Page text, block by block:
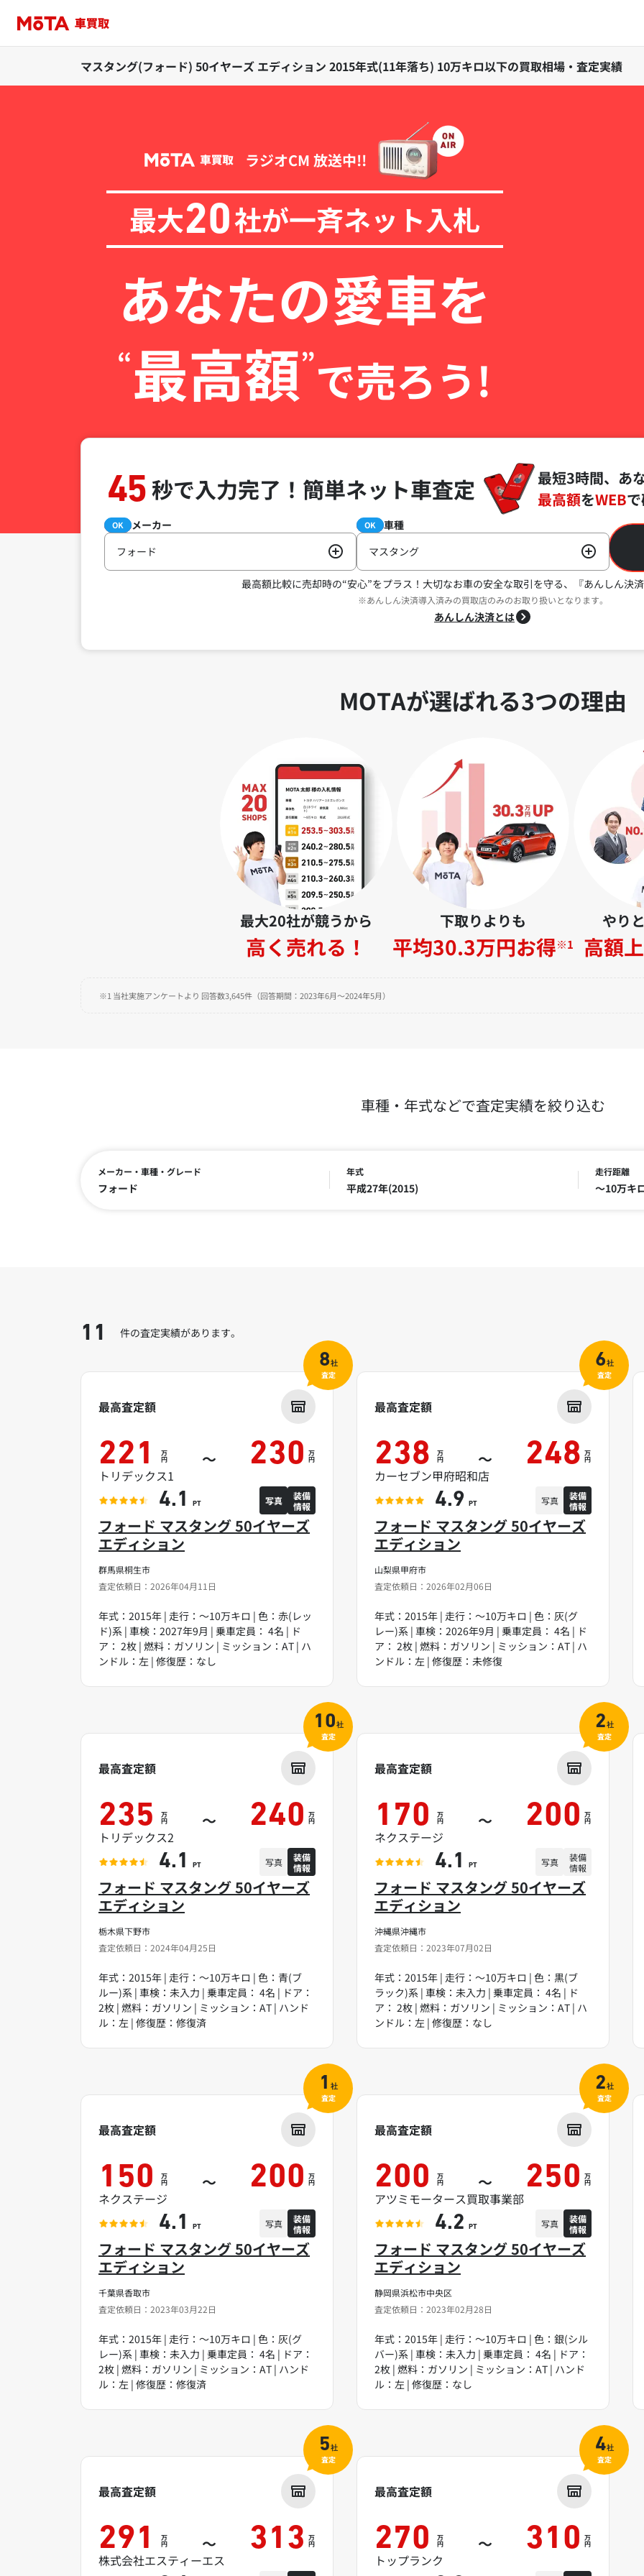
マスタング(フォード) 50イヤーズ エディション 2015年式(11年落ち) 10万キロ以下の買取相場・査定実績
ラジオCM 放送中!!
最大20社が一斉ネット入札
あなたの愛車を
“最高額”で売ろう!
45秒で入力完了！ 簡単ネット車査定
最短3時間、あ
最高額をWEB
必須 メーカー
OK
フォード
必須 車種
OK
マスタング
最高額比較に売却時の“安心”をプラス！ 大切なお車の安全な取引を守る、『あんしん決
※あんしん決済導入済みの買取店のみのお取り扱いとなります。
あんしん決済とは
MOTAが選ばれる3つの理由
最大20社が競うから
高く売れる！
下取りよりも
平均30.3万円お得※1
やり
高額
※1 当社実施アンケートより 回答数3,645件（回答期間：2023年6月～2024年5月）
車種・年式などで査定実績を絞り込む
メーカー・車種・グレード
フォード
年式
平成27年(2015)
走行距離
～10万キ
11 件の査定実績があります。
群馬県桐生市
査定依頼日：2026年04月11日
フォード マスタング 50イヤーズ
エディション
年式：2015年 | 走行：～10万キロ | 色：赤(レッ
ド)系 | 車検：2027年9月 | 乗車定員： 4名 | ド
ア： 2枚 | 燃料：ガソリン | ミッション：AT | ハ
ンドル：左 | 修復歴：なし
最高査定額
221 万
円 ～ 230 万
円
トリデックス1
4.1 PT 写真
装備
情報
8社
査定
山梨県甲府市
査定依頼日：2026年02月06日
フォード マスタング 50イヤーズ
エディション
年式：2015年 | 走行：～10万キロ | 色：灰(グ
レー)系 | 車検：2026年9月 | 乗車定員： 4名 | ド
ア： 2枚 | 燃料：ガソリン | ミッション：AT | ハ
ンドル：左 | 修復歴：未修復
最高査定額
238 万
円 ～ 248 万
円
カーセブン甲府昭和店
4.9 PT 写真
装備
情報
6社
査定
栃木県下野市
査定依頼日：2024年04月25日
フォード マスタング 50イヤーズ
エディション
年式：2015年 | 走行：～10万キロ | 色：青(ブ
ルー)系 | 車検：未入力 | 乗車定員： 4名 | ドア：
2枚 | 燃料：ガソリン | ミッション：AT | ハンド
ル：左 | 修復歴：修復済
最高査定額
235 万
円 ～ 240 万
円
トリデックス2
4.1 PT 写真
装備
情報
10社
査定
沖縄県沖縄市
査定依頼日：2023年07月02日
フォード マスタング 50イヤーズ
エディション
年式：2015年 | 走行：～10万キロ | 色：黒(ブ
ラック)系 | 車検：未入力 | 乗車定員： 4名 | ド
ア： 2枚 | 燃料：ガソリン | ミッション：AT | ハ
ンドル：左 | 修復歴：なし
最高査定額
170 万
円 ～ 200 万
円
ネクステージ
4.1 PT 写真
装備
情報
2社
査定
千葉県香取市
査定依頼日：2023年03月22日
フォード マスタング 50イヤーズ
エディション
年式：2015年 | 走行：～10万キロ | 色：灰(グ
レー)系 | 車検：未入力 | 乗車定員： 4名 | ドア：
2枚 | 燃料：ガソリン | ミッション：AT | ハンド
ル：左 | 修復歴：修復済
最高査定額
150 万
円 ～ 200 万
円
ネクステージ
4.1 PT 写真
装備
情報
1 社
査定
静岡県浜松市中央区
査定依頼日：2023年02月28日
フォード マスタング 50イヤーズ
エディション
年式：2015年 | 走行：～10万キロ | 色：銀(シル
バー)系 | 車検：未入力 | 乗車定員： 4名 | ドア：
2枚 | 燃料：ガソリン | ミッション：AT | ハンド
ル：左 | 修復歴：なし
最高査定額
200 万
円 ～ 250 万
円
アツミモータース買取事業部
4.2 PT 写真
装備
情報
2社
査定
最高査定額
291 万
円 ～ 313 万
円
株式会社エスティーエス
5社
査定
最高査定額
270 万
円 ～ 310 万
円
トップランク
4社
査定